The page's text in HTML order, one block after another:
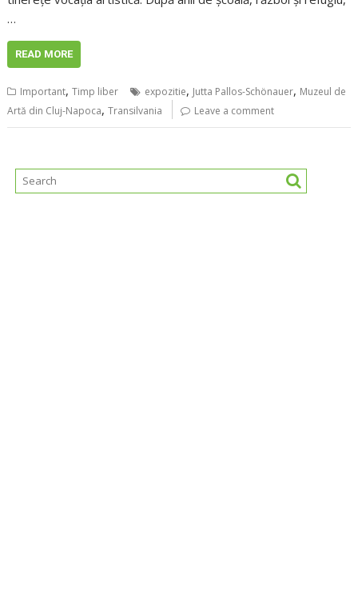
…
READ MORE
Important,Timp liber expozitie, Jutta Pallos-Schönauer, Muzeul de
Artă din Cluj-Napoca,Transilvania Leave a comment